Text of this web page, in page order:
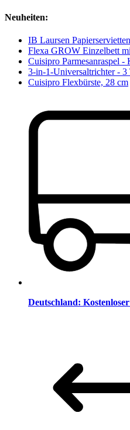
Neuheiten:
IB Laursen
Flexa GROW Einzelbett
Cuisipro Parmesanraspel -
3-in-1-Universaltrichter - 3
Cuisipro Flexbürste, 28 cm
Deutschland: